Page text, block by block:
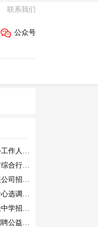
联系我们
公众号
2025年西南林业大学招聘编外工作人员公告（三）
2025年10月西双版纳州景洪市综合行政执法局招聘人员公告
2025年云南弘基建设工程有限公司招聘公告
2025年昭通市改革发展研究中心选调工作人员职业素质测评通告
2025年昭通市绥江县职业高级中学招聘编外紧缺临聘数学教师公告
2025年中共怒江州委宣传部招聘公益性岗位公告